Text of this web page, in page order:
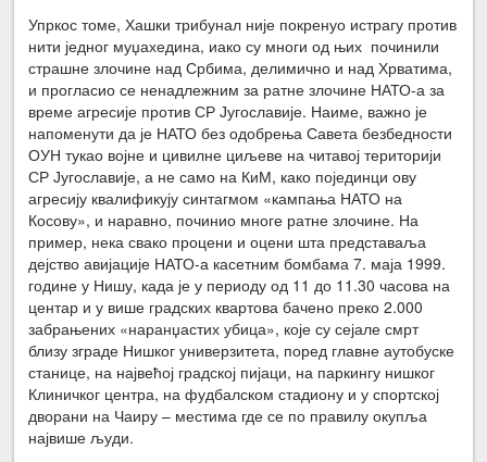
Упркос томе, Хашки трибунал није покренуо истрагу против
нити једног муџахедина, иако су многи од њих починили
страшне злочине над Србима, делимично и над Хрватима,
и прогласио се ненадлежним за ратне злочине НАТО-а за
време агресије против СР Југославије. Наиме, важно је
напоменути да је НАТО без одобрења Савета безбедности
ОУН тукао војне и цивилне циљеве на читавој територији
СР Југославије, а не само на КиМ, како појединци ову
агресију квалификују синтагмом «кампања НАТО на
Косову», и наравно, починио многе ратне злочине. На
пример, нека свако процени и оцени шта представаља
дејство авијације НАТО-а касетним бомбама 7. маја 1999.
године у Нишу, када је у периоду од 11 до 11.30 часова на
центар и у више градских квартова бачено преко 2.000
забрањених «наранџастих убица», које су сејале смрт
близу зграде Нишког универзитета, поред главне аутобуске
станице, на највећој градској пијаци, на паркингу нишког
Клиничког центра, на фудбалском стадиону и у спортској
дворани на Чаиру – местима где се по правилу окупља
највише људи.